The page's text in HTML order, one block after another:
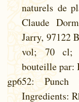
naturels de
Claude
Jarry, 97122
vol; 70 cl;
bouteille par:
gp652: Punch
Ingredients: